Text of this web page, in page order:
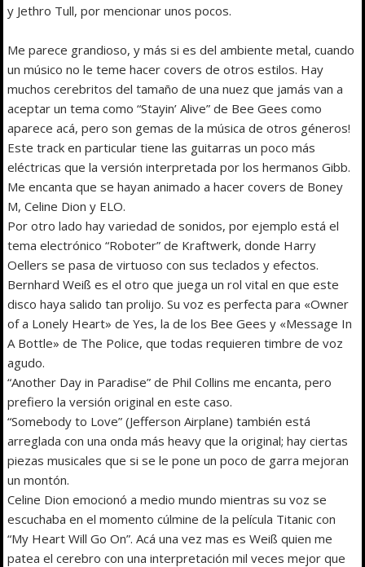
y Jethro Tull, por mencionar unos pocos.
Me parece grandioso, y más si es del ambiente metal, cuando
un músico no le teme hacer covers de otros estilos. Hay
muchos cerebritos del tamaño de una nuez que jamás van a
aceptar un tema como “Stayin’ Alive” de Bee Gees como
aparece acá, pero son gemas de la música de otros géneros!
Este track en particular tiene las guitarras un poco más
eléctricas que la versión interpretada por los hermanos Gibb.
Me encanta que se hayan animado a hacer covers de Boney
M, Celine Dion y ELO.
Por otro lado hay variedad de sonidos, por ejemplo está el
tema electrónico “Roboter” de Kraftwerk, donde Harry
Oellers se pasa de virtuoso con sus teclados y efectos.
Bernhard Weiß es el otro que juega un rol vital en que este
disco haya salido tan prolijo. Su voz es perfecta para «Owner
of a Lonely Heart» de Yes, la de los Bee Gees y «Message In
A Bottle» de The Police, que todas requieren timbre de voz
agudo.
“Another Day in Paradise” de Phil Collins me encanta, pero
prefiero la versión original en este caso.
“Somebody to Love” (Jefferson Airplane) también está
arreglada con una onda más heavy que la original; hay ciertas
piezas musicales que si se le pone un poco de garra mejoran
un montón.
Celine Dion emocionó a medio mundo mientras su voz se
escuchaba en el momento cúlmine de la película Titanic con
“My Heart Will Go On”. Acá una vez mas es Weiß quien me
patea el cerebro con una interpretación mil veces mejor que